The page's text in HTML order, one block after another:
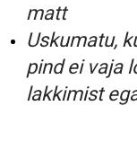
matt
Uskumatu,
pind ei vaja
lakkimist